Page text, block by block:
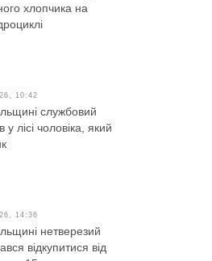
хлопчика на
10:42
службовий
лісі чоловіка, який
14:36
нетверезий
відкупитися від